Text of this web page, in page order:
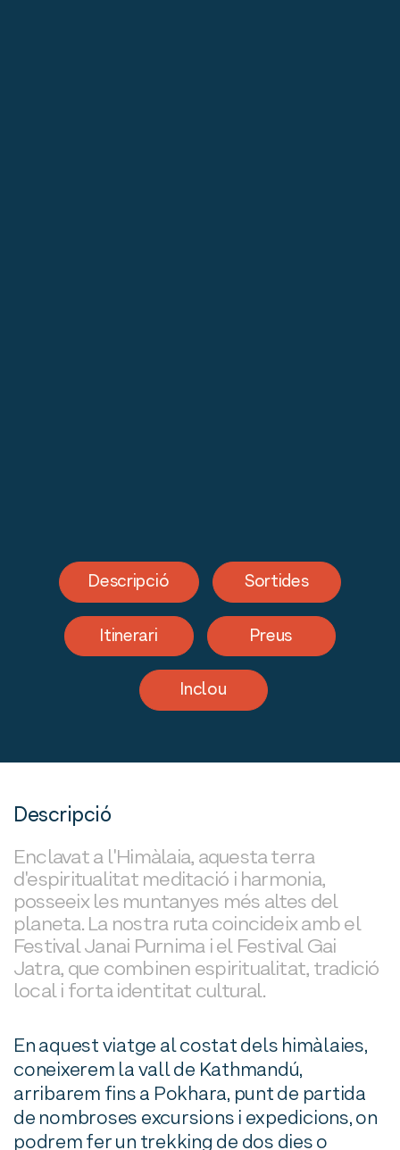
Descripció Sortides
Itinerari Preus
Inclou
Descripció
Enclavat a l'Himàlaia, aquesta terra
d'espiritualitat meditació i harmonia,
posseeix les muntanyes més altes del
planeta. La nostra ruta coincideix amb el
Festival Janai Purnima i el Festival Gai
Jatra, que combinen espiritualitat, tradició
local i forta identitat cultural.
En aquest viatge al costat dels himàlaies,
coneixerem la vall de Kathmandú,
arribarem fins a Pokhara, punt de partida
de nombroses excursions i expedicions, on
podrem fer un trekking de dos dies o